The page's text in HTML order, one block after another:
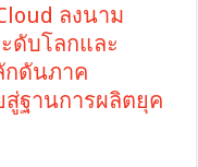
ลงนาม
ดับโลกและ
กดันภาค
ฐานการผลิตยุค